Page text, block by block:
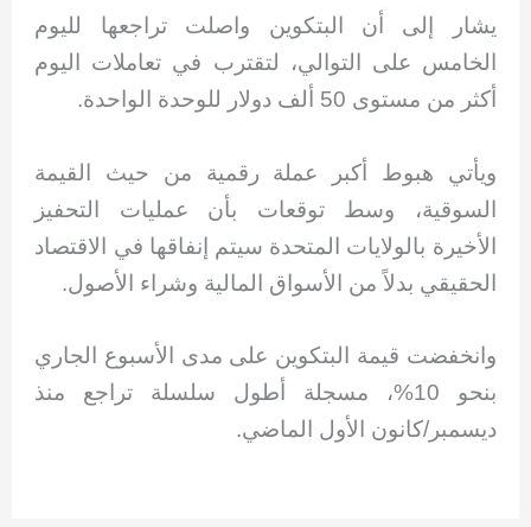
يشار إلى أن البتكوين واصلت تراجعها لليوم
الخامس على التوالي، لتقترب في تعاملات اليوم
أكثر من مستوى 50 ألف دولار للوحدة الواحدة.
ويأتي هبوط أكبر عملة رقمية من حيث القيمة
السوقية، وسط توقعات بأن عمليات التحفيز
الأخيرة بالولايات المتحدة سيتم إنفاقها في الاقتصاد
الحقيقي بدلاً من الأسواق المالية وشراء الأصول.
وانخفضت قيمة البتكوين على مدى الأسبوع الجاري
بنحو 10%، مسجلة أطول سلسلة تراجع منذ
ديسمبر/كانون الأول الماضي.